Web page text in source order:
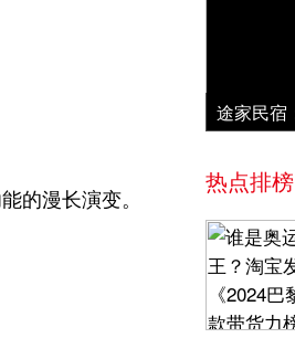
的漫长演变。
热点排榜